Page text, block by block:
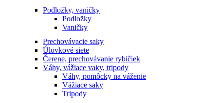
Podložky, vaničky
Podložky
Vaničky
Prechovávacie saky
Úlovkové siete
Čerene, prechovávanie rybičiek
Váhy, vážiace vaky, tripody
Váhy, pomôcky na váženie
Vážiace saky
Tripody